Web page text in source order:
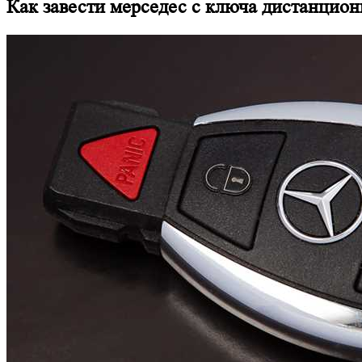
Как завести мерседес с ключа